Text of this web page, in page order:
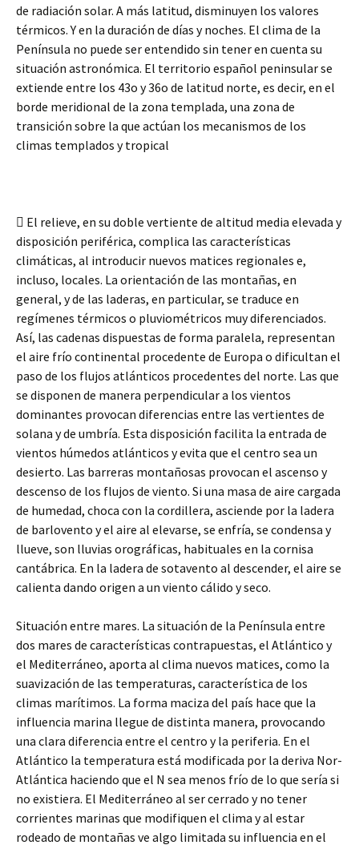
de radiación solar. A más latitud, disminuyen los valores
térmicos. Y en la duración de días y noches. El clima de la
Península no puede ser entendido sin tener en cuenta su
situación astronómica. El territorio español peninsular se
extiende entre los 43o y 36o de latitud norte, es decir, en el
borde meridional de la zona templada, una zona de
transición sobre la que actúan los mecanismos de los
climas templados y tropical
 El relieve, en su doble vertiente de altitud media elevada y
disposición periférica, complica las características
climáticas, al introducir nuevos matices regionales e,
incluso, locales. La orientación de las montañas, en
general, y de las laderas, en particular, se traduce en
regímenes térmicos o pluviométricos muy diferenciados.
Así, las cadenas dispuestas de forma paralela, representan
el aire frío continental procedente de Europa o dificultan el
paso de los flujos atlánticos procedentes del norte. Las que
se disponen de manera perpendicular a los vientos
dominantes provocan diferencias entre las vertientes de
solana y de umbría. Esta disposición facilita la entrada de
vientos húmedos atlánticos y evita que el centro sea un
desierto. Las barreras montañosas provocan el ascenso y
descenso de los flujos de viento. Si una masa de aire cargada
de humedad, choca con la cordillera, asciende por la ladera
de barlovento y el aire al elevarse, se enfría, se condensa y
llueve, son lluvias orográficas, habituales en la cornisa
cantábrica. En la ladera de sotavento al descender, el aire se
calienta dando origen a un viento cálido y seco.
Situación entre mares. La situación de la Península entre
dos mares de características contrapuestas, el Atlántico y
el Mediterráneo, aporta al clima nuevos matices, como la
suavización de las temperaturas, característica de los
climas marítimos. La forma maciza del país hace que la
influencia marina llegue de distinta manera, provocando
una clara diferencia entre el centro y la periferia. En el
Atlántico la temperatura está modificada por la deriva Nor-
Atlántica haciendo que el N sea menos frío de lo que sería si
no existiera. El Mediterráneo al ser cerrado y no tener
corrientes marinas que modifiquen el clima y al estar
rodeado de montañas ve algo limitada su influencia en el